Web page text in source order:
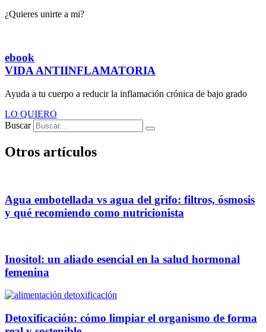
¿Quieres unirte a mi?
ebook
VIDA ANTIINFLAMATORIA
Ayuda a tu cuerpo a reducir la inflamación crónica de bajo grado
LO QUIERO
Buscar
Otros artículos
Agua embotellada vs agua del grifo: filtros, ósmosis
y qué recomiendo como nutricionista
Inositol: un aliado esencial en la salud hormonal
femenina
Detoxificación: cómo limpiar el organismo de forma